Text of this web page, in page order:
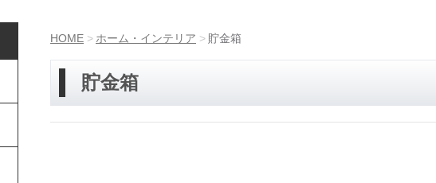
HOME ホーム・インテリア 貯金箱
貯金箱